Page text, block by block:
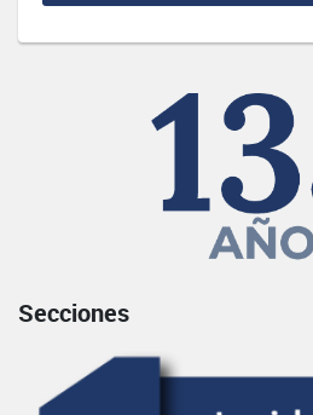
Secciones